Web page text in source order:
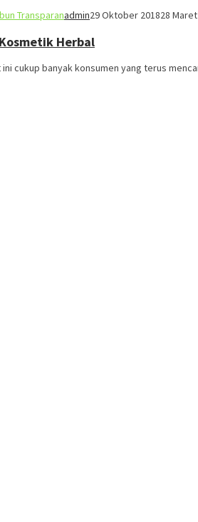
Transparanadmin29 Oktober 201828
Herbal
ini cukup banyak konsumen yang terus